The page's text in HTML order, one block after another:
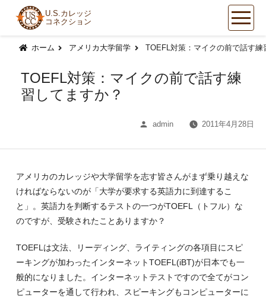
U.S.カレッジ
コネクション
ホーム アメリカ大学留学 TOEFL対策：マイクの前で話す
TOEFL対策：マイクの前で話す練
習してますか？
投
者:
admin 2011年4月28日
アメリカのカレッジや大学留学を志す皆さんがまず乗り越えな
ければならないのが「大学が要求する英語力に到達するこ
と」。英語力を判断するテストの一つがTOEFL（トフル）な
のですが、受験されたことありますか？
TOEFLは文法、リーディング、ライティングの各項目にスピ
ーキングが加わったインターネットTOEFL(iBT)が日本でも一
般的になりました。インターネットテストですので全てがコン
ピューターを通して行われ、スピーキングもコンピューターに